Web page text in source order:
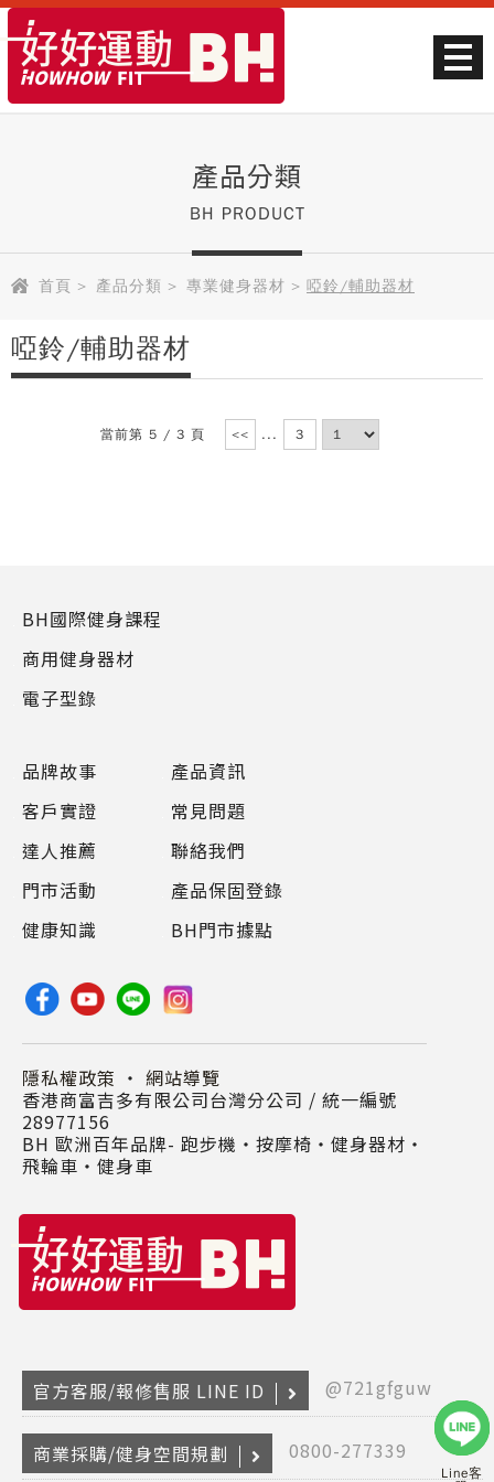
產品分類
BH PRODUCT
首頁 > 產品分類 > 專業健身器材 > 啞鈴/輔助器材
Line客
啞鈴/輔助器材
當前第 5 / 3 頁 << ... 3
品牌故事
客戶實證
達人推薦
門市活動
健康知識
產品資訊
常見問題
聯絡我們
產品保固登錄
BH門市據點
BH國際健身課程
商用健身器材
電子型錄
隱私權政策 ・ 網站導覽
香港商富吉多有限公司台灣分公司 / 統一編號
28977156
BH 歐洲百年品牌- 跑步機‧按摩椅‧健身器材‧
飛輪車‧健身車
官方客服/報修售服 LINE ID @721gfguw
商業採購/健身空間規劃 0800-277339